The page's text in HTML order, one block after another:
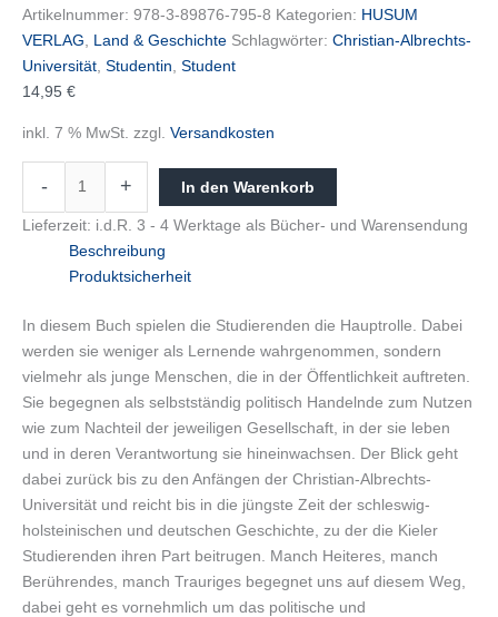
Artikelnummer: 978-3-89876-795-8 Kategorien: HUSUM
VERLAG
Land & Geschichte Schlagwörter: Christian-Albrechts-
Universität Studentin Student
14,95 €
inkl. 7 % MwSt. zzgl. Versandkosten
- + In den Warenkorb
Lieferzeit: i.d.R. 3 - 4 Werktage als Bücher- und Warensendung
Beschreibung
Produktsicherheit
In diesem Buch spielen die Studierenden die Hauptrolle. Dabei
werden sie weniger als Lernende wahrgenommen, sondern
vielmehr als junge Menschen, die in der Öffentlichkeit auftreten.
Sie begegnen als selbstständig politisch Handelnde zum Nutzen
wie zum Nachteil der jeweiligen Gesellschaft, in der sie leben
und in deren Verantwortung sie hineinwachsen. Der Blick geht
dabei zurück bis zu den Anfängen der Christian-Albrechts-
Universität und reicht bis in die jüngste Zeit der schleswig-
holsteinischen und deutschen Geschichte, zu der die Kieler
Studierenden ihren Part beitrugen. Manch Heiteres, manch
Berührendes, manch Trauriges begegnet uns auf diesem Weg,
dabei geht es vornehmlich um das politische und